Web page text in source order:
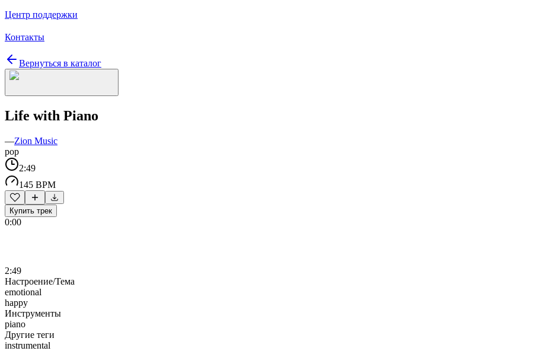
Центр поддержки
Контакты
Вернуться в каталог
Life with Piano
—Zion Music
pop
2:49
145 BPM
Купить трек
0:00
2:49
Настроение/Тема
emotional
happy
Инструменты
piano
Другие теги
instrumental